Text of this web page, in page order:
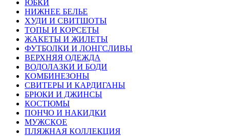
ЮБКИ
НИЖНЕЕ БЕЛЬЕ
ХУДИ И СВИТШОТЫ
ТОПЫ И КОРСЕТЫ
ЖАКЕТЫ И ЖИЛЕТЫ
ФУТБОЛКИ И ЛОНГСЛИВЫ
ВЕРХНЯЯ ОДЕЖДА
ВОДОЛАЗКИ И БОДИ
КОМБИНЕЗОНЫ
СВИТЕРЫ И КАРДИГАНЫ
БРЮКИ И ДЖИНСЫ
КОСТЮМЫ
ПОНЧО И НАКИДКИ
МУЖСКОЕ
ПЛЯЖНАЯ КОЛЛЕКЦИЯ